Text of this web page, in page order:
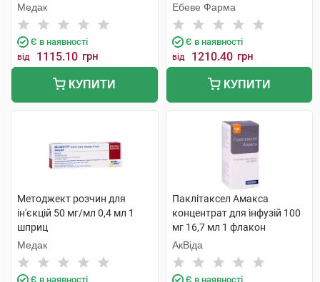
Медак
Є в наявності
від 1115.10 грн
КУПИТИ
Ебеве Фарма
Є в наявності
від 1210.40 грн
КУПИТИ
Методжект розчин для
ін'єкцій 50 мг/мл 0,4 мл 1
шприц
Медак
Є в наявності
Паклітаксел Амакса
концентрат для інфузій 100
мг 16,7 мл 1 флакон
АкВіда
Є в наявності